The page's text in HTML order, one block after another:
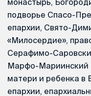
монастырь,
подворье Спасо-
епархии, Свято-
«Милосердие»,
Серафимо-
Марфо-Мариинский
матери и ребенка в
епархии,